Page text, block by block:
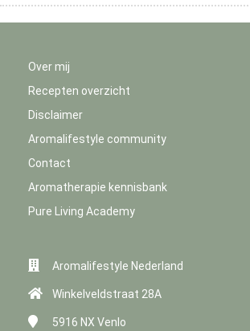
Over mij
Recepten overzicht
Disclaimer
Aromalifestyle community
Contact
Aromatherapie kennisbank
Pure Living Academy
Aromalifestyle Nederland
Winkelveldstraat 28A
5916 NX Venlo